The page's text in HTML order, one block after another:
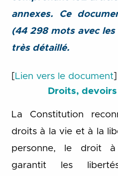
annexes. Ce
(44 298 mots avec
très détaillé.
Lien vers le document
Droits,
La Constitution
droits à la vie et à la
personne, le droit
garantit les